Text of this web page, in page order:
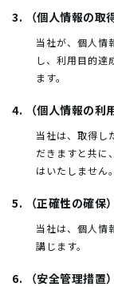
3. （個人情報の取得
当社が、個人情
し、利用目的達
ます。
4. （個人情報の利用
当社は、取得し
だきますと共に
はいたしません。
5. （正確性の確保）
当社は、個人情
講じます。
6. （安全管理措置）